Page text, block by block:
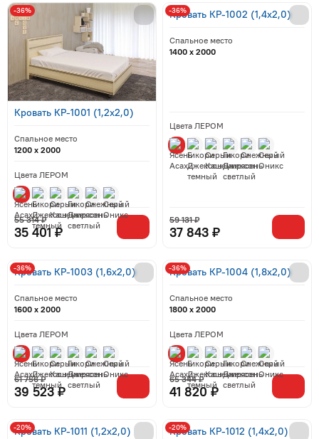
Кровать КР-1001 (1,2x2,0)
Спальное место
1200 x 2000
Цвета ЛЕРОМ
35 401 ₽
55 314 ₽
-36% Кровать КР-1002 (1,4x2,0)
Спальное место
1400 x 2000
Цвета ЛЕРОМ
37 843 ₽
59 131 ₽
-36%
Кровать КР-1003 (1,6x2,0)
Спальное место
1600 x 2000
Цвета ЛЕРОМ
39 523 ₽
61 756 ₽
-36% Кровать КР-1004 (1,8x2,0)
Спальное место
1800 x 2000
Цвета ЛЕРОМ
41 820 ₽
65 344 ₽
-36%
Кровать КР-1011 (1,2x2,0)
-20% Кровать КР-1012 (1,4x2,0)
-20%